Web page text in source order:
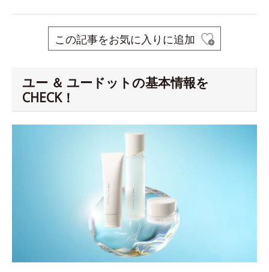
この記事をお気に入りに追加
ユー ＆ ユードットの基本情報を
CHECK！